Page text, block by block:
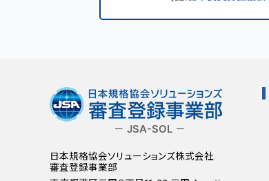
－ JSA-SOL －
日本規格協会ソリューションズ株式会社
審査登録事業部